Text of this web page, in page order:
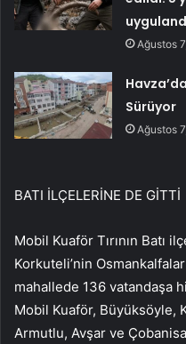
Ağustos
Sürüyor
Ağustos
BATI İLÇELERİNE DE GİTTİ
Mobil Kuaför Tırının Batı
Korkuteli’nin
mahallede 136 vatandaşa
Mobil Kuaför, Büyüksöyle,
Armutlu, Avşar ve